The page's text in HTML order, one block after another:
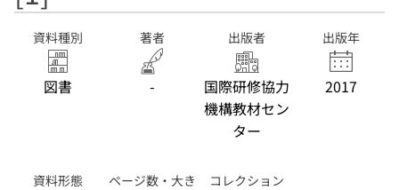
資料種別
図書
著者
-
出版者
国際研修協力
機構教材セン
ター
出版年
2017
資料形態
ページ数・大き
コレクション